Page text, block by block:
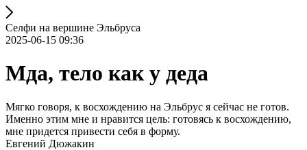
Селфи на вершине Эльбруса
2025-06-15 09:36
Мда, тело как у деда
Мягко говоря, к восхождению на Эльбрус я сейчас не готов.
Именно этим мне и нравится цель: готовясь к восхождению,
мне придется привести себя в форму.
Евгений Дюжакин